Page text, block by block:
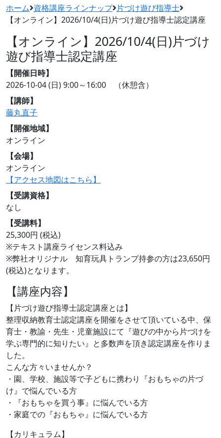
ホーム 資格講座ラインナップ 片づけ遊び指導士
【オンライン】2026/10/4(日)片づけ遊び指導士認定講座
【オンライン】2026/10/4(日)片づけ
遊び指導士認定講座
【開催日時】
2026-10-04 (日)9:00～16:00 （休憩含）
【講師】
藤丸直子
【開催地域】
オンライン
【会場】
オンライン
【アクセス地図はこちら】
【受講資格】
なし
【受講料】
25,300円 (税込)
※テキスト講座ライセンス料込み
※弊社オリジナル 知育玩具トランプ持参の方は23,650円
(税込)となります。
【講座内容】
【片づけ遊び指導士認定講座とは】
整理収納教育士認定講座を開催をさせて頂いている中、保
育士・教諭・先生・児童施設にて『遊びの中から片づけを
学ぶ専門的に知りたい』と多数声を頂き認定講座を作りま
した。
こんな方々いませんか？
・園、学校、施設等で子どもに携わり『おもちゃの片づ
け』で悩んでいる方
・『おもちゃを買う事』に悩んでいる方
・家庭での『おもちゃ』に悩んでいる方
【カリキュラム】